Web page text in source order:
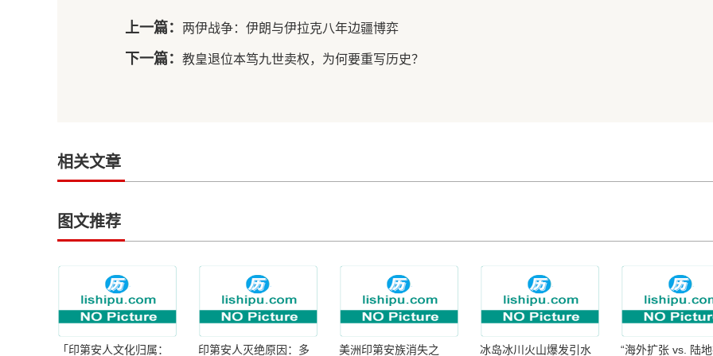
上一篇： 两伊战争：伊朗与伊拉克八年边疆博弈
下一篇： 教皇退位本笃九世卖权，为何要重写历史？
相关文章
图文推荐
「印第安人文化归属： 印第安人灭绝原因：多 美洲印第安族消失之 冰岛冰川火山爆发引水 “海外扩张 vs. 陆